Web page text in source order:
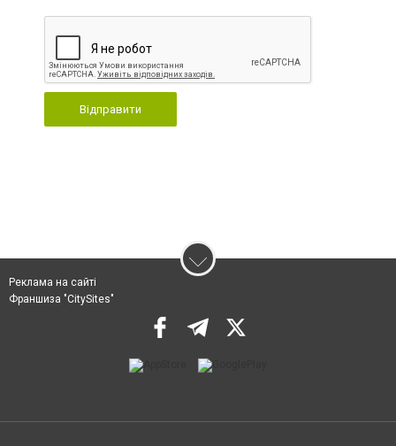
Відправити
Реклама на сайті
Франшиза "CitySites"